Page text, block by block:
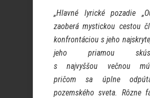
„Hlavné lyrické pozadie
zaoberá mystickou cestou
konfrontáciou s jeho
jeho priamou
s najvyššou večnou
pričom sa úplne
pozemského sveta. Rôzne